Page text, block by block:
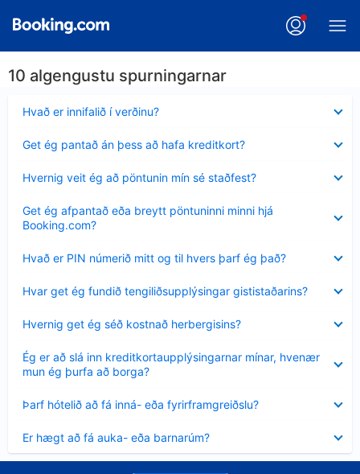
10 algengustu spurningarnar
Hvað er innifalið í verðinu?
sýnt
Get ég pantað án þess að hafa kreditkort?
sýnt
Hvernig veit ég að pöntunin mín sé staðfest?
sýnt
Get ég afpantað eða breytt pöntuninni minni hjá
Booking.com?
sýnt
Hvað er PIN númerið mitt og til hvers þarf ég það?
sýnt
Hvar get ég fundið tengiliðsupplýsingar gististaðarins?
sýnt
Hvernig get ég séð kostnað herbergisins?
sýnt
Ég er að slá inn kreditkortaupplýsingarnar mínar, hvenær
mun ég þurfa að borga?
Minna
sýnt
Þarf hótelið að fá inná- eða fyrirframgreiðslu?
sýnt
Er hægt að fá auka- eða barnarúm?
sýnt